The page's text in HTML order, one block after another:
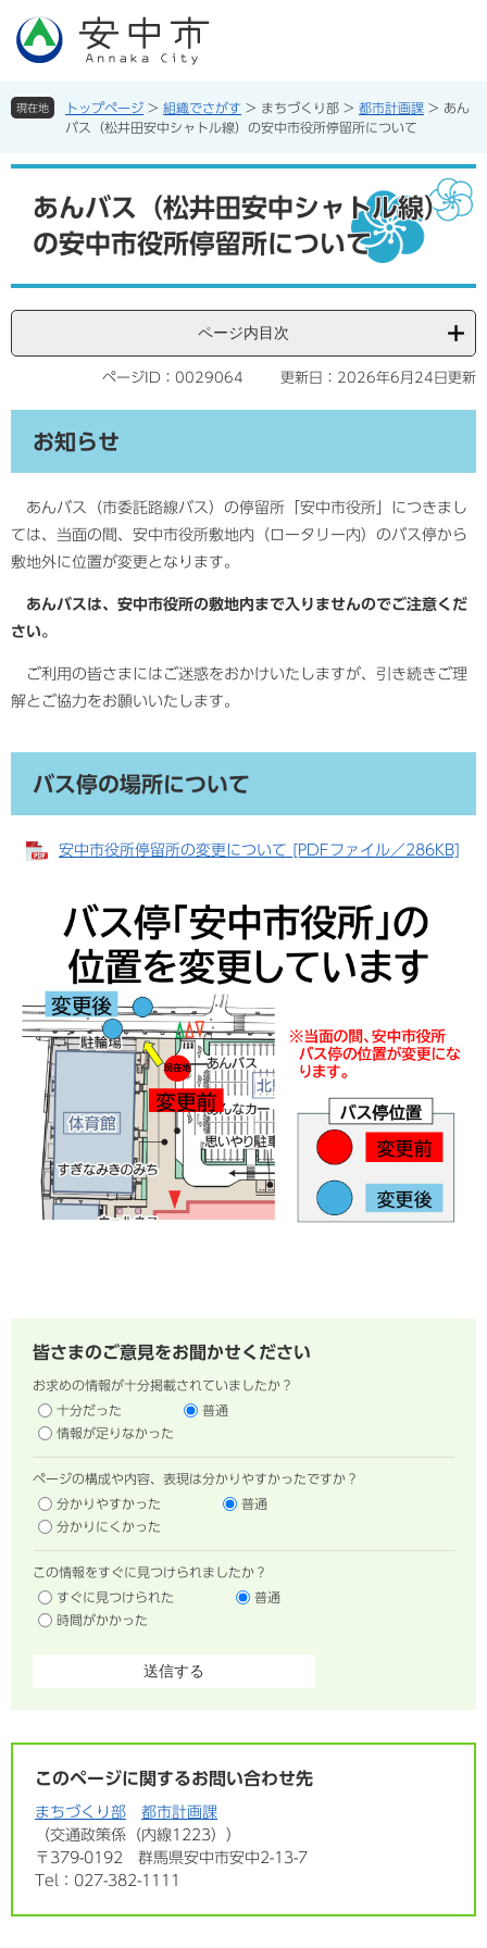
先
す。
を
し
現在地 トップページ > 組織でさがす > まちづくり部 > 都市計画課 > あん
バス（松井田安中シャトル線）の安中市役所停留所について
あんバス（松井田安中シャトル線）
の安中市役所停留所について
ページ内目次
ページID：0029064 更新日：2026年6月24日更新
お知らせ
あんバス（市委託路線バス）の停留所「安中市役所」につきまし
ては、当面の間、安中市役所敷地内（ロータリー内）のバス停から
敷地外に位置が変更となります。
あんバスは、安中市役所の敷地内まで入りませんのでご注意くだ
さい。
ご利用の皆さまにはご迷惑をおかけいたしますが、引き続きご理
解とご協力をお願いいたします。
バス停の場所について
安中市役所停留所の変更について [PDFファイル／286KB]
皆さまのご意見をお聞かせください
お求めの情報が十分掲載されていましたか？
十分だった
普通
情報が足りなかった
ページの構成や内容、表現は分かりやすかったですか？
分かりやすかった
普通
分かりにくかった
この情報をすぐに見つけられましたか？
すぐに見つけられた
普通
時間がかかった
このページに関するお問い合わせ先
まちづくり部
都市計画課
交通政策係（内線1223）
〒379-0192
群馬県安中市安中2-13-7
Tel：027-382-1111